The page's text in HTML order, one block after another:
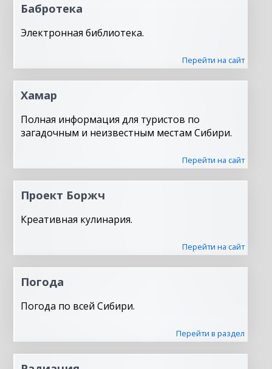
Бабротека
Электронная библиотека.
Перейти на сайт
Хамар
Полная информация для туристов по
загадочным и неизвестным местам Сибири.
Перейти на сайт
Проект Боржч
Креативная кулинария.
Перейти на сайт
Погода
Погода по всей Сибири.
Перейти в раздел